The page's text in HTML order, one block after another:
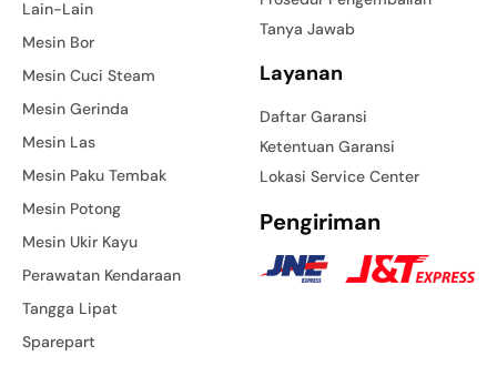
Lain-Lain
Mesin Bor
Mesin Cuci Steam
Mesin Gerinda
Mesin Las
Mesin Paku Tembak
Mesin Potong
Mesin Ukir Kayu
Perawatan Kendaraan
Tangga Lipat
Sparepart
Tanya Jawab
Layanan
Daftar Garansi
Ketentuan Garansi
Lokasi Service Center
Pengiriman